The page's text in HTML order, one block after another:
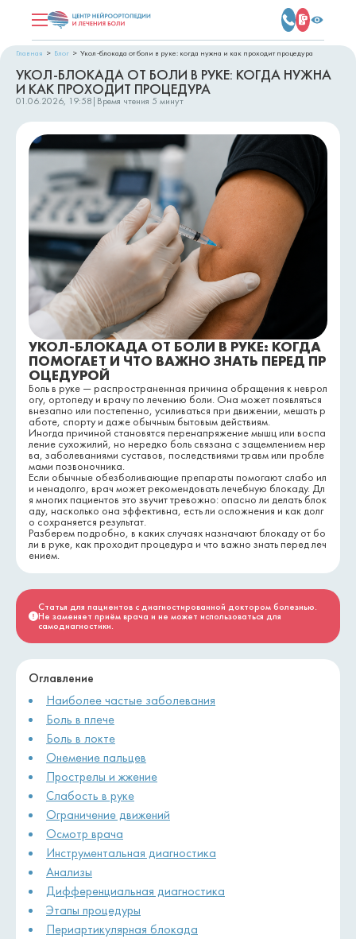
Главная Блог Укол-блокада от боли в руке: когда нужна и как проходит процедура
УКОЛ-БЛОКАДА ОТ БОЛИ В РУКЕ: КОГДА НУЖНА
И КАК ПРОХОДИТ ПРОЦЕДУРА
01.06.2026, 19:58| Время чтения 5 минут
УКОЛ-БЛОКАДА ОТ БОЛИ В РУКЕ: КОГДА
ПОМОГАЕТ И ЧТО ВАЖНО ЗНАТЬ ПЕРЕД ПР
ОЦЕДУРОЙ
Боль в руке — распространенная причина обращения к неврол
огу, ортопеду и врачу по лечению боли. Она может появляться
внезапно или постепенно, усиливаться при движении, мешать р
аботе, спорту и даже обычным бытовым действиям.
Иногда причиной становятся перенапряжение мышц или воспа
ление сухожилий, но нередко боль связана с защемлением нер
ва, заболеваниями суставов, последствиями травм или пробле
мами позвоночника.
Если обычные обезболивающие препараты помогают слабо ил
и ненадолго, врач может рекомендовать лечебную блокаду. Дл
я многих пациентов это звучит тревожно: опасно ли делать блок
аду, насколько она эффективна, есть ли осложнения и как долг
о сохраняется результат.
Разберем подробно, в каких случаях назначают блокаду от бо
ли в руке, как проходит процедура и что важно знать перед леч
ением.
Оглавление
Наиболее частые заболевания
Боль в плече
Боль в локте
Онемение пальцев
Прострелы и жжение
Слабость в руке
Ограничение движений
Осмотр врача
Инструментальная диагностика
Анализы
Дифференциальная диагностика
Этапы процедуры
Периартикулярная блокада
Статья для пациентов с диагностированной доктором болезнью.
Не заменяет приём врача и не может использоваться для
самодиагностики.